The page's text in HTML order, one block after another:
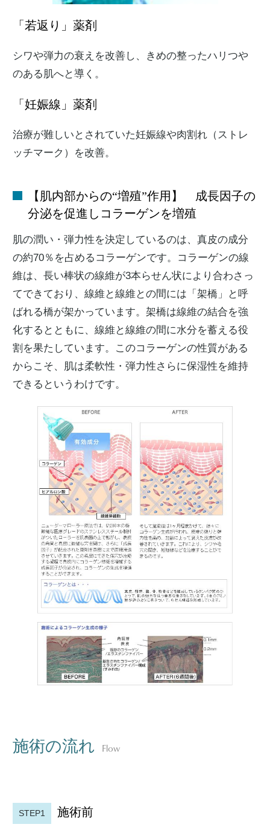
「若返り」薬剤
シワや弾力の衰えを改善し、きめの整ったハリつや
のある肌へと導く。
「妊娠線」薬剤
治療が難しいとされていた妊娠線や肉割れ（ストレ
ッチマーク）を改善。
【肌内部からの“増殖”作用】 成長因子の
分泌を促進しコラーゲンを増殖
肌の潤い・弾力性を決定しているのは、真皮の成分
の約70％を占めるコラーゲンです。コラーゲンの線
維は、長い棒状の線維が3本らせん状により合わさっ
てできており、線維と線維との間には「架橋」と呼
ばれる橋が架かっています。架橋は線維の結合を強
化するとともに、線維と線維の間に水分を蓄える役
割を果たしています。このコラーゲンの性質がある
からこそ、肌は柔軟性・弾力性さらに保湿性を維持
できるというわけです。
施術の流れ Flow
STEP1 施術前